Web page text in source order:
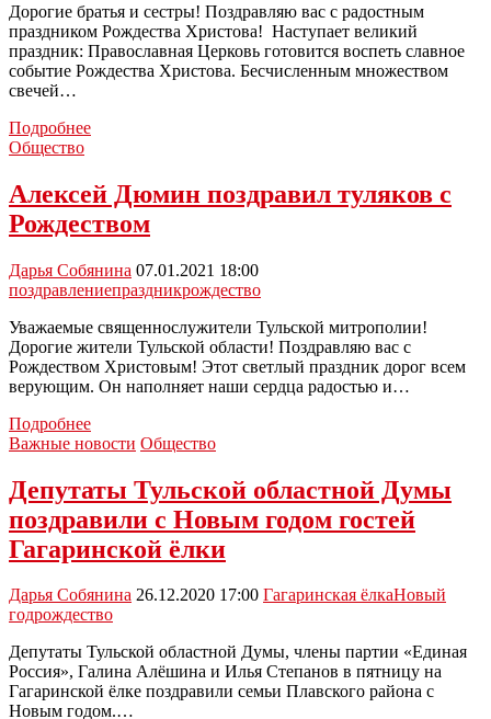
Дорогие братья и сестры! Поздравляю вас с радостным
праздником Рождества Христова! Наступает великий
праздник: Православная Церковь готовится воспеть славное
событие Рождества Христова. Бесчисленным множеством
свечей…
ПодробнееПротоиерей
пожелал
новомосковцам
здравия
долгоденствия
Общество
Алексей Дюмин поздравил туляков с
Рождеством
Дарья Собянина 07.01.2021 18:00
поздравлениепраздникрождество
Уважаемые священнослужители Тульской митрополии!
Дорогие жители Тульской области! Поздравляю вас с
Рождеством Христовым! Этот светлый праздник дорог всем
верующим. Он наполняет наши сердца радостью и…
ПодробнееАлексей
Дюмин
туляков
с
Рождеством
Важные новости Общество
Депутаты Тульской областной Думы
поздравили с Новым годом гостей
Гагаринской ёлки
Дарья Собянина 26.12.2020 17:00 Гагаринская ёлкаНовый
годрождество
Депутаты Тульской областной Думы, члены партии «Единая
Россия», Галина Алёшина и Илья Степанов в пятницу на
Гагаринской ёлке поздравили семьи Плавского района с
Новым годом.…